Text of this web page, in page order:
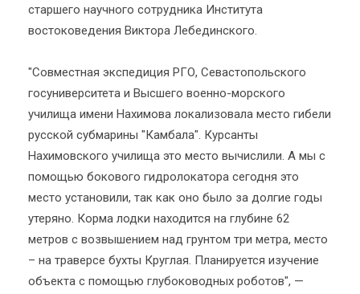
старшего научного сотрудника Института
востоковедения Виктора Лебединского.
"Совместная экспедиция РГО, Севастопольского
госуниверситета и Высшего военно-морского
училища имени Нахимова локализовала место гибели
русской субмарины "Камбала". Курсанты
Нахимовского училища это место вычислили. А мы с
помощью бокового гидролокатора сегодня это
место установили, так как оно было за долгие годы
утеряно. Корма лодки находится на глубине 62
метров с возвышением над грунтом три метра, место
– на траверсе бухты Круглая. Планируется изучение
объекта с помощью глубоководных роботов", —